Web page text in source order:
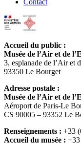
Contact
Accueil du public :
Musée de l’Air et de
3, esplanade de l’Air et
93350 Le Bourget
Adresse postale :
Musée de l’Air et de
Aéroport de Paris-Le
CS 90005 – 93352 Le
Renseignements : +33
Accueil du musée :